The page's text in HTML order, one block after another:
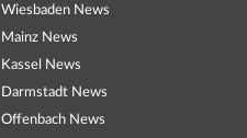
Wiesbaden News
Mainz News
Kassel News
Darmstadt News
Offenbach News